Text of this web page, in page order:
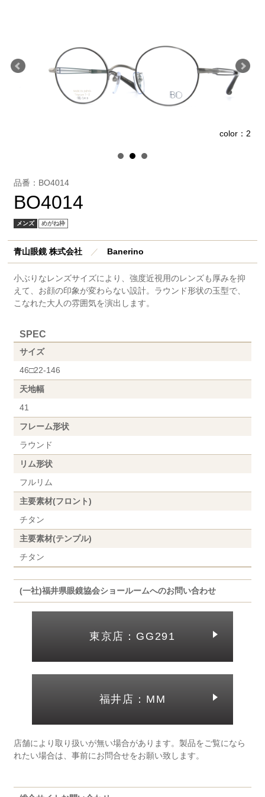
color：2
品番：BO4014
BO4014
メンズ めがね枠
青山眼鏡 株式会社 ／ Banerino
小ぶりなレンズサイズにより、強度近視用のレンズも厚みを抑
えて、お顔の印象が変わらない設計。ラウンド形状の玉型で、
こなれた大人の雰囲気を演出します。
SPEC
サイズ
46□22-146
天地幅
41
フレーム形状
ラウンド
リム形状
フルリム
主要素材(フロント)
チタン
主要素材(テンプル)
チタン
(一社)福井県眼鏡協会ショールームへのお問い合わせ
東京店：GG291
福井店：MM
店舗により取り扱いが無い場合があります。製品をご覧になら
れたい場合は、事前にお問合せをお願い致します。